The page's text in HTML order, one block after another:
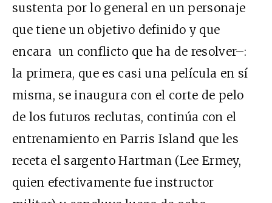
sustenta por lo general en un personaje
que tiene un objetivo definido y que
encara un conflicto que ha de resolver–:
la primera, que es casi una película en sí
misma, se inaugura con el corte de pelo
de los futuros reclutas, continúa con el
entrenamiento en Parris Island que les
receta el sargento Hartman (Lee Ermey,
quien efectivamente fue instructor